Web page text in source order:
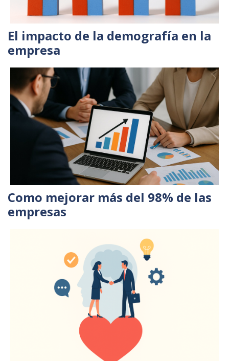
El impacto de la demografía en la
empresa
Como mejorar más del 98% de las
empresas